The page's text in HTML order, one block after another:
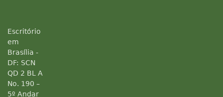
Escritório
em
Brasília -
DF: SCN
QD 2 BL A
No. 190 –
5º Andar